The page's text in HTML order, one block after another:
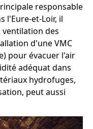
responsable
l'Eure-et-Loir, il
ventilation des
d'une VMC
pour évacuer l'air
adéquat dans
hydrofuges,
peut aussi